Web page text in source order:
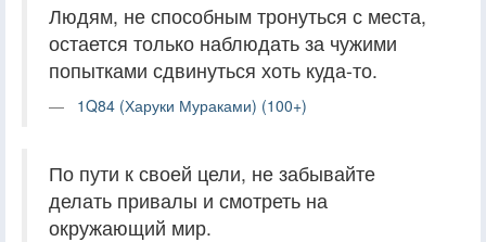
Людям, не способным тронуться с места,
остается только наблюдать за чужими
попытками сдвинуться хоть куда-то.
1Q84 (Харуки Мураками) (100+)
По пути к своей цели, не забывайте
делать привалы и смотреть на
окружающий мир.